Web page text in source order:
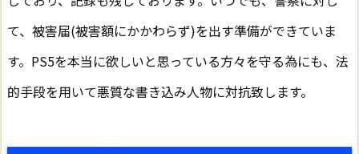
て、被害届(被害額にかかわらず)を出す準備ができていま
す。PS5を本当に欲しいと思っている方々を守る為にも、法
的手段を用いて悪質な書き込み人物に対抗致します。